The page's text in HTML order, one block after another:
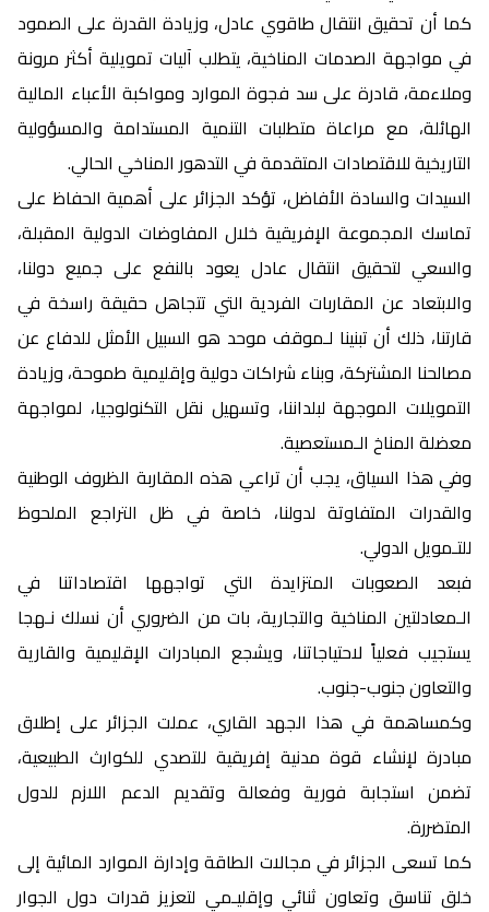
كما أن تحقيق انتقال طاقوي عادل، وزيادة القدرة على الصمود
في مواجهة الصدمات المناخية، يتطلب آليات تمويلية أكثر مرونة
وملاءمة، قادرة على سد فجوة الموارد ومواكبة الأعباء المالية
الهائلة، مع مراعاة متطلبات التنمية المستدامة والمسؤولية
التاريخية للاقتصادات المتقدمة في التدهور المناخي الحالي.
السيدات والسادة الأفاضل، تؤكد الجزائر على أهمية الحفاظ على
تماسك المجموعة الإفريقية خلال المفاوضات الدولية المقبلة،
والسعي لتحقيق انتقال عادل يعود بالنفع على جميع دولنا،
والابتعاد عن المقاربات الفردية التي تتجاهل حقيقة راسخة في
قارتنا، ذلك أن تبنينا لـموقف موحد هو السبيل الأمثل للدفاع عن
مصالحنا المشتركة، وبناء شراكات دولية وإقليمية طموحة، وزيادة
التمويلات الموجهة لبلداننا، وتسهيل نقل التكنولوجيا، لمواجهة
معضلة المناخ الـمستعصية.
وفي هذا السياق، يجب أن تراعي هذه المقاربة الظروف الوطنية
والقدرات المتفاوتة لدولنا، خاصة في ظل التراجع الملحوظ
للتـمويل الدولي.
فبعد الصعوبات المتزايدة التي تواجهها اقتصاداتنا في
الـمعادلتين المناخية والتجارية، بات من الضروري أن نسلك نـهجا
يستجيب فعلياً لاحتياجاتنا، ويشجع المبادرات الإقليمية والقارية
والتعاون جنوب-جنوب.
وكمساهمة في هذا الجهد القاري، عملت الجزائر على إطلاق
مبادرة لإنشاء قوة مدنية إفريقية للتصدي للكوارث الطبيعية،
تضمن استجابة فورية وفعالة وتقديم الدعم اللازم للدول
المتضررة.
كما تسعى الجزائر في مجالات الطاقة وإدارة الموارد المائية إلى
خلق تناسق وتعاون ثنائي وإقليـمي لتعزيز قدرات دول الجوار